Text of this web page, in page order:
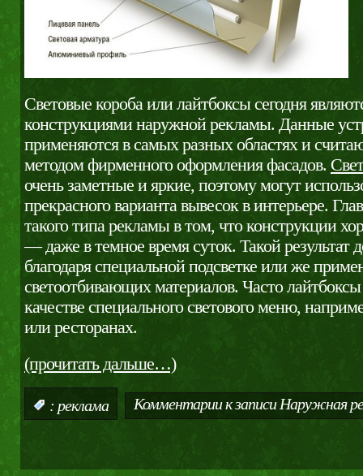
Световые короба или лайтбоксы сегодня
конструкциями наружной рекламы. Данные
применяются в самых разных областях и
методом фирменного оформления фасадов.
очень заметные и яркие, поэтому могут
прекрасного варианта вывесок в интерьере.
такого типа рекламы в том, что конструкции
— даже в темное время суток. Такой результат
благодаря специальной подсветке или же
светоотбивающих материалов. Часто
качестве специального светового меню,
или ресторанах.
(прочитать дальше…)
: реклама Комментариик записи Наружная